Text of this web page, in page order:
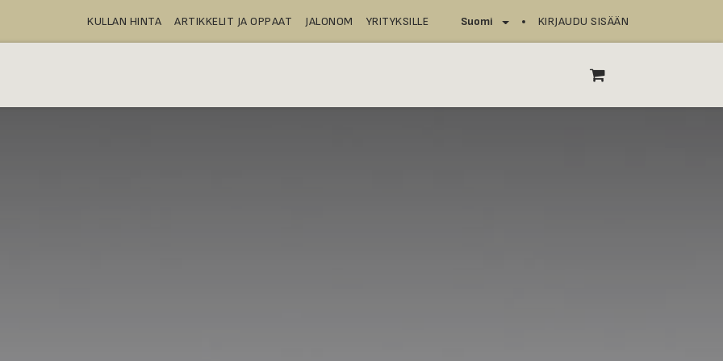
KULLAN HINTA ARTIKKELIT JA OPPAAT JALONOM YRITYKSILLE Suomi KIRJAUDU SISÄÄN